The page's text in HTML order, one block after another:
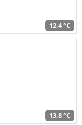
12,4 °C
13,8 °C